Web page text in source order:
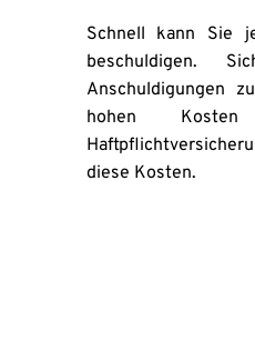
Schnell kann Sie
beschuldigen.
Anschuldigungen
hohen
diese Kosten.